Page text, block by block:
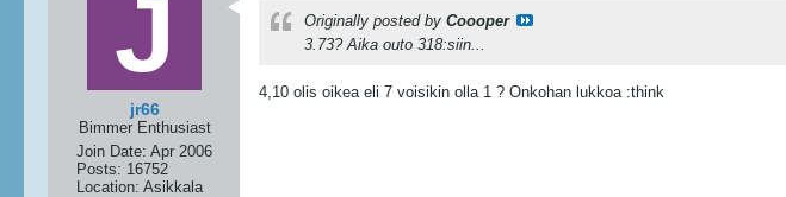
jr66
Bimmer Enthusiast
Join Date: Apr 2006
Posts: 16752
Location: Asikkala
Originally posted by Coooper
3.73? Aika outo 318:siin...
4,10 olis oikea eli 7 voisikin olla 1 ? Onkohan lukkoa :think